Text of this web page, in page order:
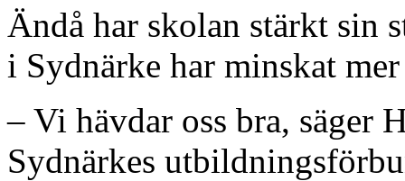
Ändå har skolan stärkt sin
i Sydnärke har minskat mer
– Vi hävdar oss bra, säger
Sydnärkes